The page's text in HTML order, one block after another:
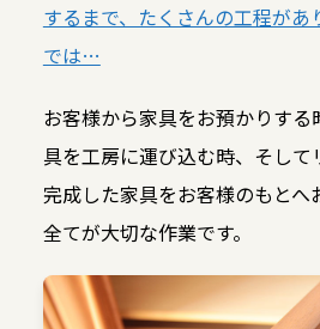
するまで、たくさんの工程があ
では…
お客様から家具をお預かりす
具を工房に運び込む時、そして
完成した家具をお客様のもとへ
全てが大切な作業です。